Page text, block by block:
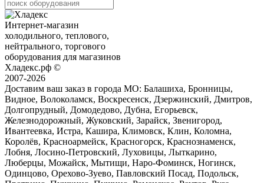
Интернет-магазин
холодильного, теплового,
нейтрального, торгового
оборудования для магазинов
Хладекс.рф ©
2007-2026
Доставим ваш заказ в города МО: Балашиха, Бронницы,
Видное, Волоколамск, Воскресенск, Дзержинский, Дмитров,
Долгопрудный, Домодедово, Дубна, Егорьевск,
Железнодорожный, Жуковский, Зарайск, Звенигород,
Ивантеевка, Истра, Кашира, Климовск, Клин, Коломна,
Королёв, Красноармейск, Красногорск, Краснознаменск,
Лобня, Лосино-Петровский, Луховицы, Лыткарино,
Люберцы, Можайск, Мытищи, Наро-Фоминск, Ногинск,
Одинцово, Орехово-Зуево, Павловский Посад, Подольск,